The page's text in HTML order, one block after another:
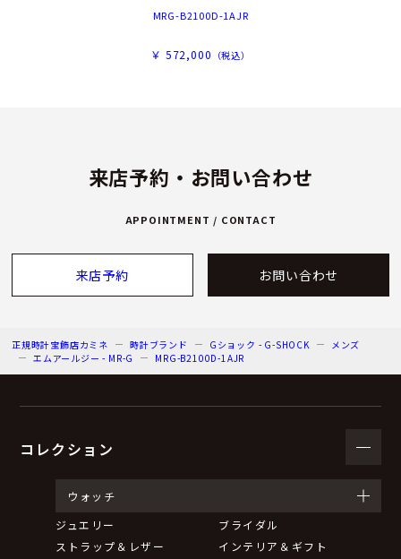
MRG-B2100D-1AJR
￥ 572,000 （税込）
来店予約・お問い合わせ
APPOINTMENT / CONTACT
来店予約 お問い合わせ
正規時計宝飾店カミネ 時計ブランド Gショック - G-SHOCK
メンズ
エムアールジー - MR-G
MRG-B2100D-1AJR
コレクション
ウォッチ
ジュエリー
ブライダル
ストラップ＆レザー
インテリア＆ギフト